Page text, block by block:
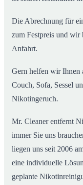
Die Abrechnung für
zum Festpreis und wir
Anfahrt.
Gern helfen wir Ihnen
Couch, Sofa, Sessel
Nikotingeruch.
Mr. Cleaner entfernt
immer Sie uns
liegen uns seit 2006
eine individuelle
geplante